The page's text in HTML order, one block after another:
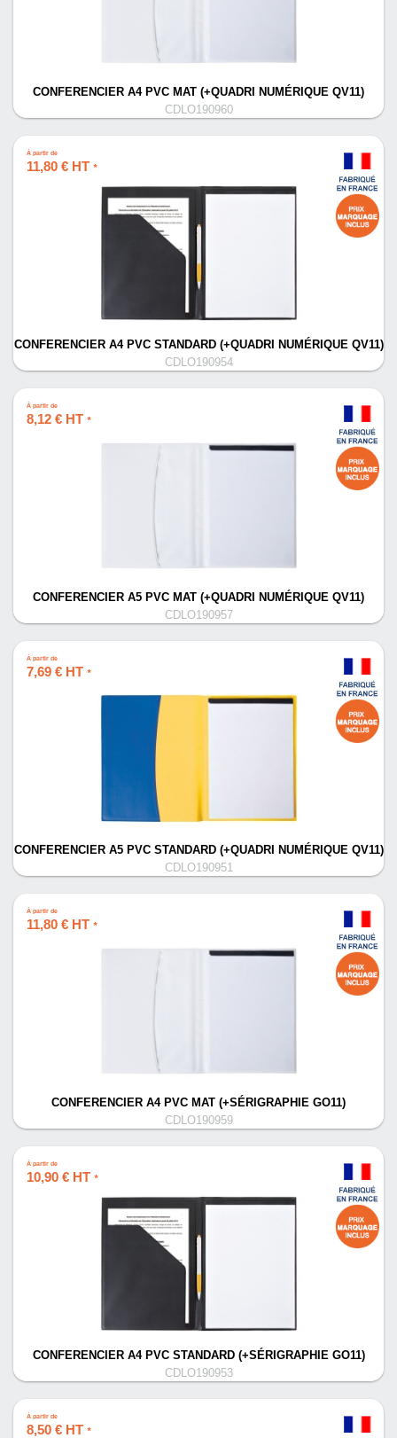
CONFERENCIER A4 PVC MAT (+QUADRI NUMÉRIQUE QV11)
CDLO190960
À partir de
11,80 € HT *
CONFERENCIER A4 PVC STANDARD (+QUADRI NUMÉRIQUE QV11)
CDLO190954
À partir de
8,12 € HT *
CONFERENCIER A5 PVC MAT (+QUADRI NUMÉRIQUE QV11)
CDLO190957
À partir de
7,69 € HT *
CONFERENCIER A5 PVC STANDARD (+QUADRI NUMÉRIQUE QV11)
CDLO190951
À partir de
11,80 € HT *
CONFERENCIER A4 PVC MAT (+SÉRIGRAPHIE GO11)
CDLO190959
À partir de
10,90 € HT *
CONFERENCIER A4 PVC STANDARD (+SÉRIGRAPHIE GO11)
CDLO190953
À partir de
8,50 € HT *